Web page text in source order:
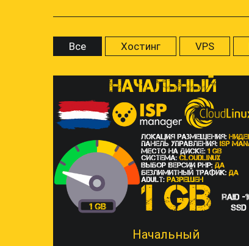
Все Хостинг VPS
Начальный